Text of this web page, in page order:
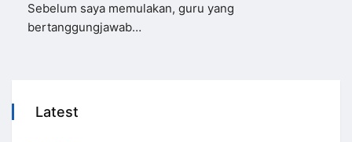
Sebelum saya memulakan, guru yang
bertanggungjawab…
Latest